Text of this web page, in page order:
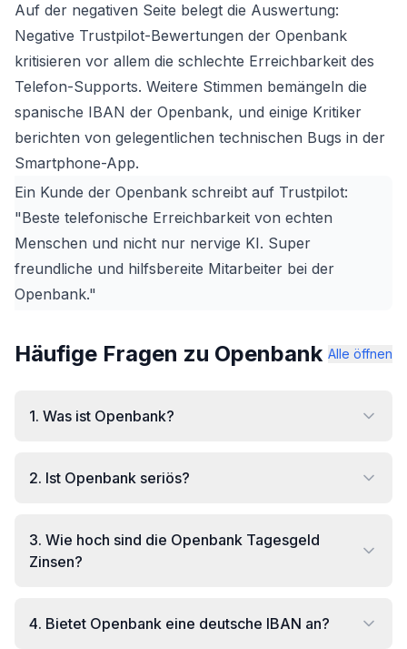
Auf der negativen Seite belegt die Auswertung:
Negative Trustpilot-Bewertungen der Openbank
kritisieren vor allem die schlechte Erreichbarkeit des
Telefon-Supports. Weitere Stimmen bemängeln die
spanische IBAN der Openbank, und einige Kritiker
berichten von gelegentlichen technischen Bugs in der
Smartphone-App.
Ein Kunde der Openbank schreibt auf Trustpilot:
"Beste telefonische Erreichbarkeit von echten
Menschen und nicht nur nervige KI. Super
freundliche und hilfsbereite Mitarbeiter bei der
Openbank."
Häufige Fragen zu Openbank Alle öffnen
1. Was ist Openbank?
2. Ist Openbank seriös?
3. Wie hoch sind die Openbank Tagesgeld
Zinsen?
4. Bietet Openbank eine deutsche IBAN an?